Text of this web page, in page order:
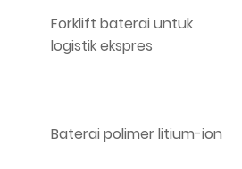
Forklift baterai untuk
logistik ekspres
Baterai polimer litium-ion